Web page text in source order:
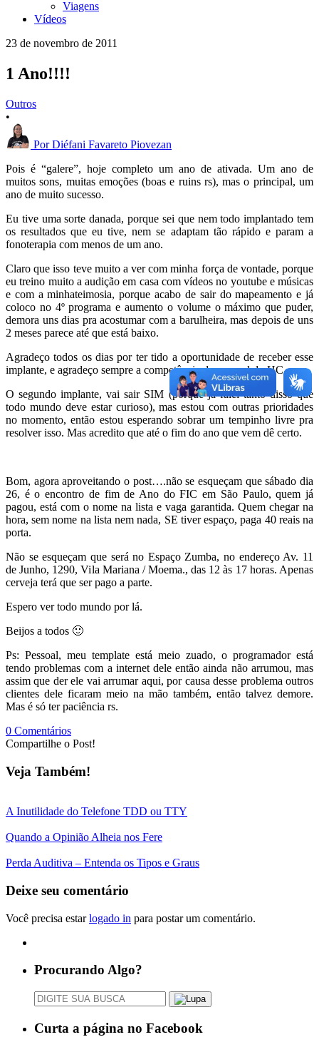
Viagens
Vídeos
23 de novembro de 2011
1 Ano!!!!
Outros
•
Por Diéfani Favareto Piovezan
Pois é “galere”, hoje completo um ano de ativada. Um ano de
muitos sons, muitas emoções (boas e ruins rs), mas o principal, um
ano de muito sucesso.
Eu tive uma sorte danada, porque sei que nem todo implantado tem
os resultados que eu tive, nem se adaptam tão rápido e param a
fonoterapia com menos de um ano.
Claro que isso teve muito a ver com minha força de vontade, porque
eu treino muito a audição em casa com vídeos no youtube e músicas
e com a minhateimosia, porque acabo de sair do mapeamento e já
coloco no 4º programa e aumento o volume o máximo que puder,
demora uns dias pra acostumar com a barulheira, mas depois de uns
2 meses parece até que está baixo.
Agradeço todos os dias por ter tido a oportunidade de receber esse
implante, e agradeço sempre a competência do pessoal do HC.
O segundo implante, vai sair SIM (porque já falei tanto disso que
todo mundo deve estar curioso), mas estou com outras prioridades
no momento, então estou esperando sobrar um tempinho livre pra
resolver isso. Mas acredito que até o fim do ano que vem dê certo.
Bom, agora aproveitando o post….não se esqueçam que sábado dia
26, é o encontro de fim de Ano do FIC em São Paulo, quem já
pagou, está com o nome na lista e vaga garantida. Quem chegar na
hora, sem nome na lista nem nada, SE tiver espaço, paga 40 reais na
porta.
Não se esqueçam que será no Espaço Zumba, no endereço Av. 11
de Junho, 1290, Vila Mariana / Moema., das 12 às 17 horas. Apenas
cerveja terá que ser pago a parte.
Espero ver todo mundo por lá.
Beijos a todos 🙂
Ps: Pessoal, meu template está meio zuado, o programador está
tendo problemas com a internet dele então ainda não arrumou, mas
assim que der ele vai arrumar aqui, por causa desse problema outros
clientes dele ficaram meio na mão também, então talvez demore.
Mas é só ter paciência rs.
0 Comentários
Compartilhe o Post!
Veja Também!
A Inutilidade do Telefone TDD ou TTY
Quando a Opinião Alheia nos Fere
Perda Auditiva – Entenda os Tipos e Graus
Deixe seu comentário
Você precisa estarlogado in para postar um comentário.
Procurando Algo?
Curta a página no Facebook